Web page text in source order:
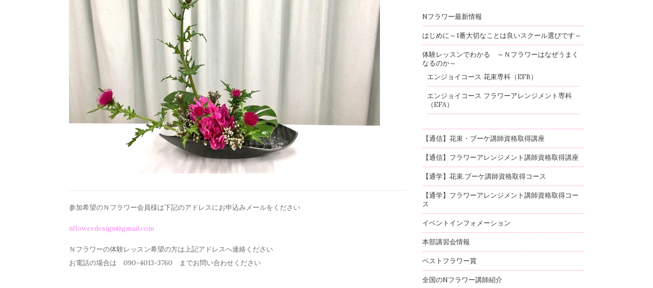
参加希望のＮフラワー会員様は下記のアドレスにお申込みメールを ください
nflowerdesign@gmail.com
Ｎフラワーの体験レッスン希望の方は上記アドレスへ連絡ください
お電話の場合は 090-4013-3760 までお問い合わせください
Nフラワー最新情報
はじめに～1番大切なことは良いスクール選びです～
体験レッスンでわかる ～Ｎフラワーはなぜうまく
なるのか～
エンジョイコース 花束専科（EFB）
エンジョイコース フラワーアレンジメント専科
（EFA）
【通信】花束・ブーケ講師資格取得講座
【通信】フラワーアレンジメント講師資格取得講座
【通学】花束.ブーケ講師資格取得コース
【通学】フラワーアレンジメント講師資格取得コー
ス
イベントインフォメーション
本部講習会情報
ベストフラワー賞
全国のNフラワー講師紹介